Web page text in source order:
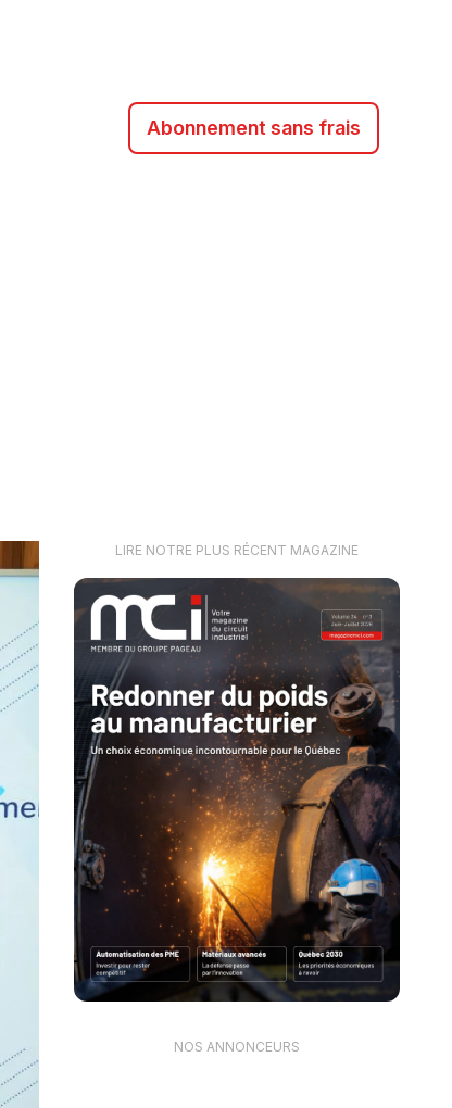
Abonnement sans frais
LIRE NOTRE PLUS RÉCENT MAGAZINE
NOS ANNONCEURS